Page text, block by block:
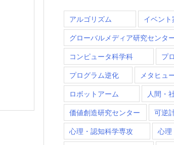
アルゴリズム イベン
グローバルメディア研究センタ
コンピュータ科学科 プ
プログラム逆化 メタヒュ
ロボットアーム 人間・
価値創造研究センター 可逆
心理・認知科学専攻 心理